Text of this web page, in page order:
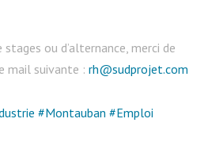
ou d’alternance, merci de
mail suivante : rh@sudprojet.com
#Montauban #Emploi